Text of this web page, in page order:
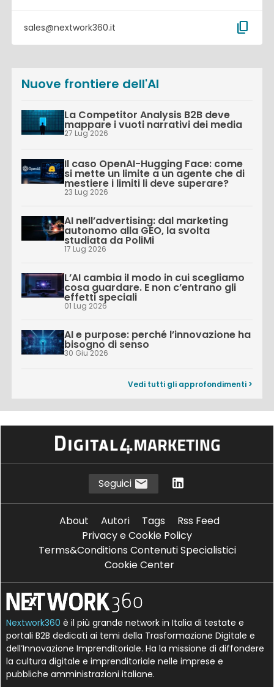
sales@nextwork360.it content_copy
Nuove frontiere dell'AI
La Competitor Analysis B2B deve
mappare i vuoti narrativi dei media
27 Lug 2026
Il caso OpenAI-Hugging Face: come
si mette un limite a un agente che di
mestiere i limiti li deve superare?
23 Lug 2026
AI nell’advertising: dal marketing
autonomo alla GEO, la svolta
studiata da PoliMi
17 Lug 2026
L’AI cambia il modo in cui scegliamo
cosa guardare. E non c’entrano gli
effetti speciali
01 Lug 2026
AI e purpose: perché l’innovazione ha
bisogno di senso
30 Giu 2026
Vedi tutti gli approfondimenti >
Seguici
About Autori Tags
Rss Feed
Privacy e Cookie Policy
Terms&Conditions Contenuti Specialistici
Cookie Center
Nextwork360 è il più grande network in Italia di testate e
portali B2B dedicati ai temi della Trasformazione Digitale e
dell’Innovazione Imprenditoriale. Ha la missione di diffondere
la cultura digitale e imprenditoriale nelle imprese e
pubbliche amministrazioni italiane.